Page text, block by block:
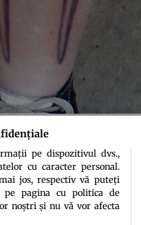
pe dispozitivul dvs.,
cu caracter personal.
jos, respectiv vă puteți
pagina cu politica de
noștri și nu vă vor afecta